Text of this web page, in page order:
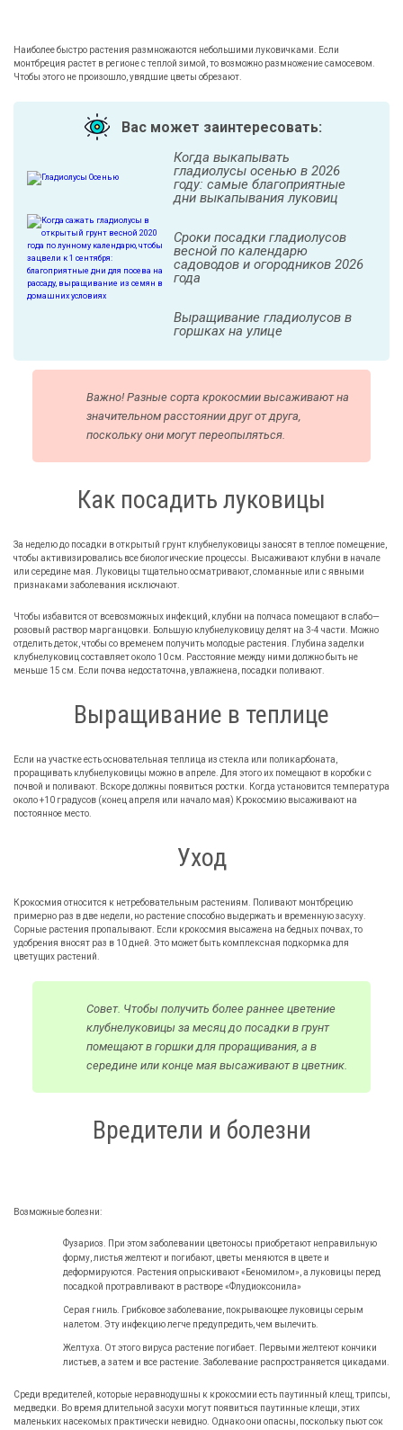
Наиболее быстро растения размножаются небольшими луковичками. Если
монтбреция растет в регионе с теплой зимой, то возможно размножение самосевом.
Чтобы этого не произошло, увядшие цветы обрезают.
Вас может заинтересовать:
Когда выкапывать
гладиолусы осенью в 2026
году: самые благоприятные
дни выкапывания луковиц
Сроки посадки гладиолусов
весной по календарю
садоводов и огородников 2026
года
Выращивание гладиолусов в
горшках на улице
Важно! Разные сорта крокосмии высаживают на
значительном расстоянии друг от друга,
поскольку они могут переопыляться.
Как посадить луковицы
За неделю до посадки в открытый грунт клубнелуковицы заносят в теплое помещение,
чтобы активизировались все биологические процессы. Высаживают клубни в начале
или середине мая. Луковицы тщательно осматривают, сломанные или с явными
признаками заболевания исключают.
Чтобы избавится от всевозможных инфекций, клубни на полчаса помещают в слабо—
розовый раствор марганцовки. Большую клубнелуковицу делят на 3-4 части. Можно
отделить деток, чтобы со временем получить молодые растения. Глубина заделки
клубнелуковиц составляет около 10 см. Расстояние между ними должно быть не
меньше 15 см. Если почва недостаточна, увлажнена, посадки поливают.
Выращивание в теплице
Если на участке есть основательная теплица из стекла или поликарбоната,
проращивать клубнелуковицы можно в апреле. Для этого их помещают в коробки с
почвой и поливают. Вскоре должны появиться ростки. Когда установится температура
около +10 градусов (конец апреля или начало мая) Крокосмию высаживают на
постоянное место.
Уход
Крокосмия относится к нетребовательным растениям. Поливают монтбрецию
примерно раз в две недели, но растение способно выдержать и временную засуху.
Сорные растения пропалывают. Если крокосмия высажена на бедных почвах, то
удобрения вносят раз в 10 дней. Это может быть комплексная подкормка для
цветущих растений.
Совет. Чтобы получить более раннее цветение
клубнелуковицы за месяц до посадки в грунт
помещают в горшки для проращивания, а в
середине или конце мая высаживают в цветник.
Вредители и болезни
Возможные болезни:
Фузариоз. При этом заболевании цветоносы приобретают неправильную
форму, листья желтеют и погибают, цветы меняются в цвете и
деформируются. Растения опрыскивают «Беномилом», а луковицы перед
посадкой протравливают в растворе «Флудиоксонила»
Серая гниль. Грибковое заболевание, покрывающее луковицы серым
налетом. Эту инфекцию легче предупредить, чем вылечить.
Желтуха. От этого вируса растение погибает. Первыми желтеют кончики
листьев, а затем и все растение. Заболевание распространяется цикадами.
Среди вредителей, которые неравнодушны к крокосмии есть паутинный клещ, трипсы,
медведки. Во время длительной засухи могут появиться паутинные клещи, этих
маленьких насекомых практически невидно. Однако они опасны, поскольку пьют сок